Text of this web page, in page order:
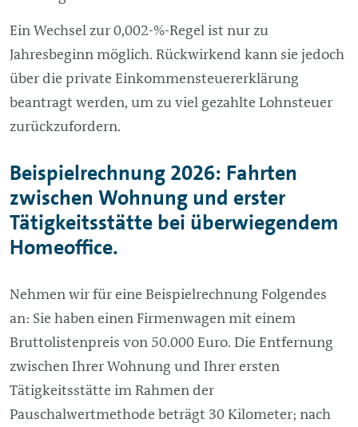
Ein Wechsel zur 0,002-%-Regel ist nur zu
Jahresbeginn möglich. Rückwirkend kann sie jedoch
über die private Einkommensteuererklärung
beantragt werden, um zu viel gezahlte Lohnsteuer
zurückzufordern.
Beispielrechnung 2026: Fahrten
zwischen Wohnung und erster
Tätigkeitsstätte bei überwiegendem
Homeoffice.
Nehmen wir für eine Beispielrechnung Folgendes
an: Sie haben einen Firmenwagen mit einem
Bruttolistenpreis von 50.000 Euro. Die Entfernung
zwischen Ihrer Wohnung und Ihrer ersten
Tätigkeitsstätte im Rahmen der
Pauschalwertmethode beträgt 30 Kilometer; nach